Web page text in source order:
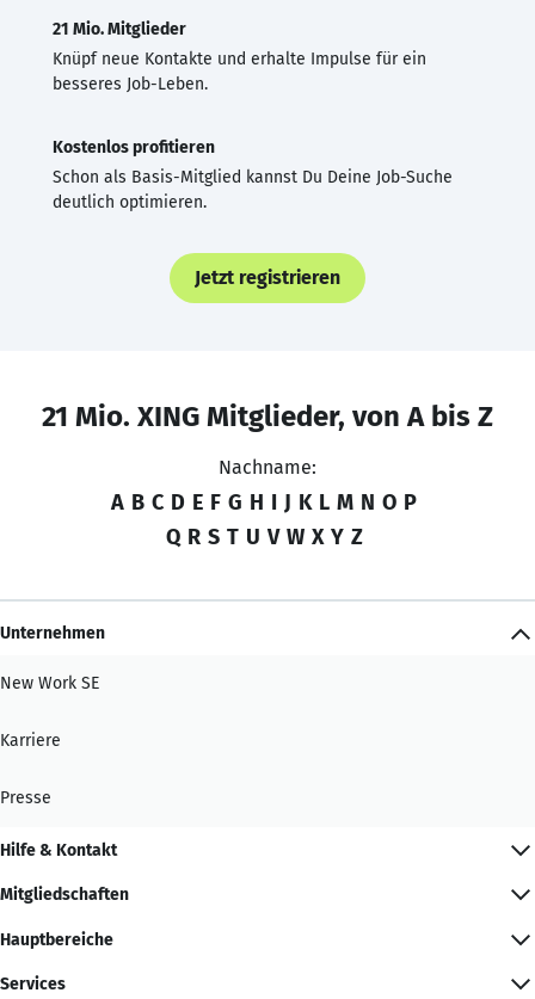
21 Mio. Mitglieder
Knüpf neue Kontakte und erhalte Impulse für ein
besseres Job-Leben.
Kostenlos profitieren
Schon als Basis-Mitglied kannst Du Deine Job-Suche
deutlich optimieren.
Jetzt registrieren
21 Mio. XING Mitglieder, von A bis Z
Nachname:
A B C D E F G H I J K L M N O P
Q R S T U V W X Y Z
Unternehmen
New Work SE
Karriere
Presse
Hilfe & Kontakt
Mitgliedschaften
Hauptbereiche
Services